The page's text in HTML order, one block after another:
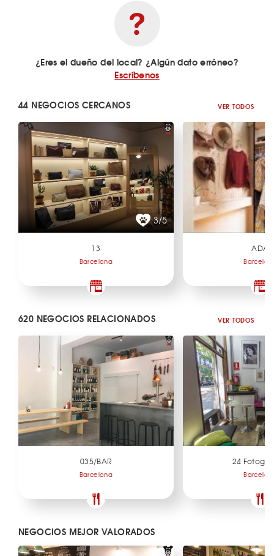
¿Eres el dueño del local? ¿Algún dato erróneo?
Escríbenos
44 NEGOCIOS CERCANOS VER TODOS
3/5
13
Barcelona
ADA
620 NEGOCIOS RELACIONADOS VER TODOS
035/BAR
Barcelona
24
NEGOCIOS MEJOR VALORADOS